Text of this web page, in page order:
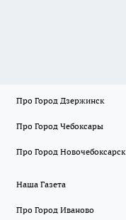
Про Город Дзержинск
Про Город Чебоксары
Про Город Новочебоксарск
Наша Газета
Про Город Иваново